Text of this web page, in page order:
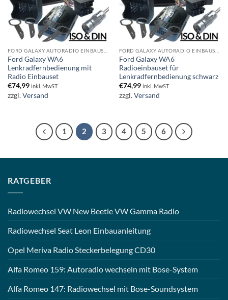
Ford Galaxy WA6
Lenkradfernbedienung mit
Radio Einbauset
€74,99 inkl. MwST
zzgl.Versand
Ford Galaxy WA6
Radioeinbauset für
Lenkradfernbedienung schwarz
€74,99 inkl. MwST
zzgl.Versand
1 2 3 4 5 6
RATGEBER
Radiowechsel VW New Beetle VW Gamma Radio
Radiowechsel Seat Leon Einbauanleitung
Opel Meriva Radio Steckerbelegung CD30
Alfa Romeo 159: Autoradio wechseln mit Bose-System
Alfa Romeo 147: Radiowechsel mit Bose-Soundsystem